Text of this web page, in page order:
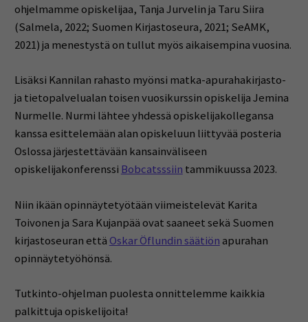
ohjelmamme opiskelijaa, Tanja Jurvelin ja Taru Siira
(Salmela, 2022; Suomen Kirjastoseura, 2021; SeAMK,
2021) ja menestystä on tullut myös aikaisempina vuosina.
Lisäksi Kannilan rahasto myönsi matka-apurahakirjasto-
ja tietopalvelualan toisen vuosikurssin opiskelija Jemina
Nurmelle. Nurmi lähtee yhdessä opiskelijakollegansa
kanssa esittelemään alan opiskeluun liittyvää posteria
Oslossa järjestettävään kansainväliseen
opiskelijakonferenssi Bobcatsssiin tammikuussa 2023.
Niin ikään opinnäytetyötään viimeistelevät Karita
Toivonen ja Sara Kujanpää ovat saaneet sekä Suomen
kirjastoseuran että Oskar Öflundin säätiönapurahan
opinnäytetyöhönsä.
Tutkinto-ohjelman puolesta onnittelemme kaikkia
palkittuja opiskelijoita!